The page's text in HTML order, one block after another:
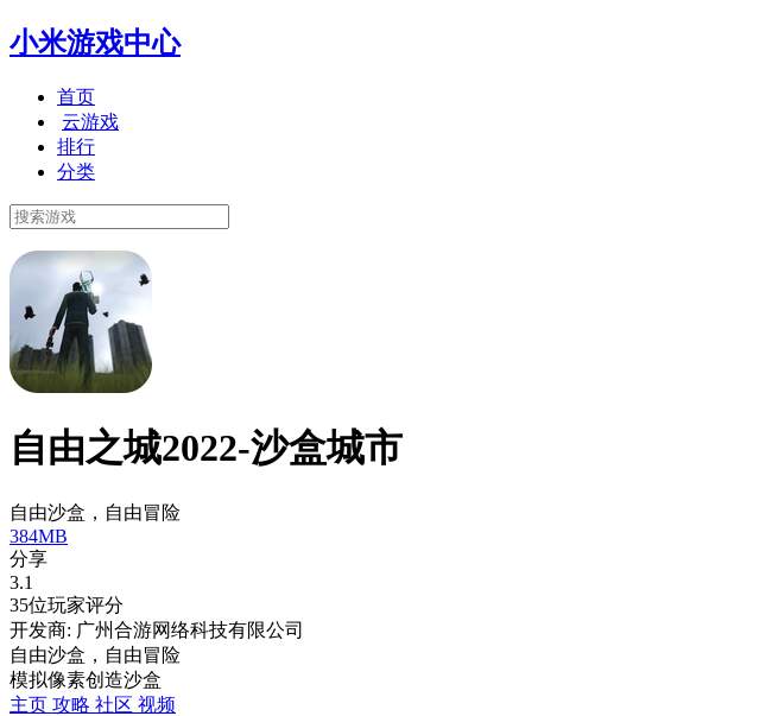
小米游戏中心
首页
云游戏
排行
分类
自由之城2022-沙盒城市
自由沙盒，自由冒险
384MB
分享
3.1
35位玩家评分
开发商: 广州合游网络科技有限公司
自由沙盒，自由冒险
模拟像素创造沙盒
主页 攻略 社区 视频